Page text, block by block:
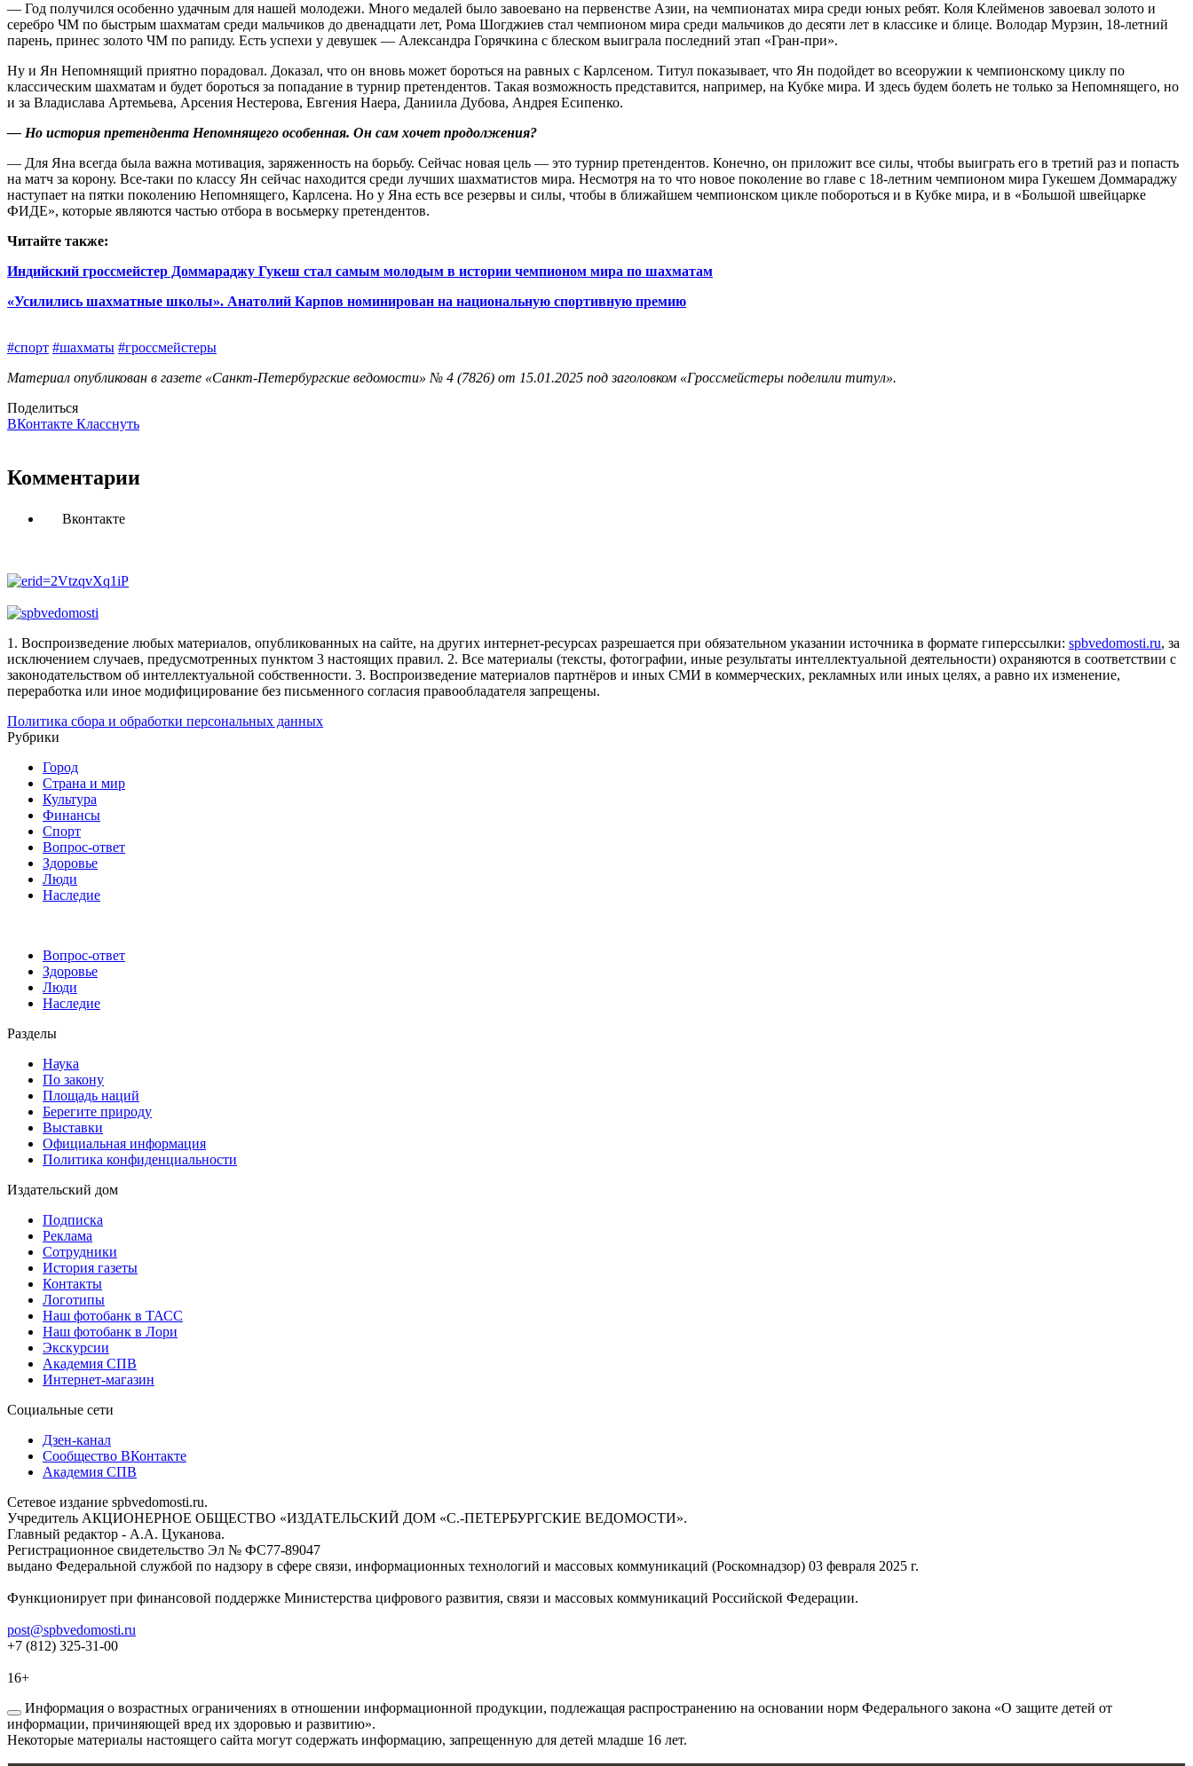
— Год получился особенно удачным для нашей молодежи. Много медалей было завоевано на первенстве Азии, на чемпионатах мира среди юных ребят. Коля Клейменов завоевал золото и
серебро ЧМ по быстрым шахматам среди мальчиков до двенадцати лет, Рома Шогджиев стал чемпионом мира среди мальчиков до десяти лет в классике и блице. Володар Мурзин, 18‑летний
парень, принес золото ЧМ по рапиду. Есть успехи у девушек — Александра Горячкина с блеском выиграла ­последний этап «Гран-при».
Ну и Ян Непомнящий приятно порадовал. Доказал, что он вновь может бороться на равных с Карл­сеном. Титул показывает, что Ян подойдет во всеоружии к чемпионскому циклу по
классическим шахматам и будет бороться за попадание в турнир претендентов. Такая возможность представится, например, на Кубке мира. И здесь будем болеть не только за Непомнящего, но
и за Владислава Артемьева, Арсения Нестерова, Евгения Наера, Даниила Дубова, Андрея Есипенко.
— Но история претендента Непомнящего особенная. Он сам хочет продолжения?
— Для Яна всегда была важна мотивация, заряженность на борьбу. Сейчас новая цель — это турнир претендентов. Конечно, он приложит все силы, чтобы выиграть его в третий раз и попасть
на матч за корону. Все‑таки по классу Ян сейчас находится среди лучших шахматистов мира. Несмотря на то что новое поколение во главе с 18‑летним чемпионом мира Гукешем Доммараджу
наступает на пятки поколению Непомнящего, Карлсена. Но у Яна есть все резервы и силы, чтобы в ближайшем чемпионском цик­ле побороться и в Кубке мира, и в «Большой швейцарке
ФИДЕ», которые являются частью отбора в восьмерку претендентов.
Читайте также:
Индийский гроссмейстер Доммараджу Гукеш стал самым молодым в истории чемпионом мира по шахматам
«Усилились шахматные школы». Анатолий Карпов номинирован на национальную спортивную премию
#спорт #шахматы #гроссмейстеры
Материал опубликован в газете «Санкт-Петербургские ведомости» № 4 (7826) от 15.01.2025 под заголовком «Гроссмейстеры поделили титул».
Поделиться
ВКонтакте Класснуть
Комментарии
Вконтакте
1. Воспроизведение любых материалов, опубликованных на сайте, на других интернет-ресурсах разрешается при обязательном указании источника в формате гиперссылки: spbvedomosti.ru, за
исключением случаев, предусмотренных пунктом 3 настоящих правил. 2. Все материалы (тексты, фотографии, иные результаты интеллектуальной деятельности) охраняются в соответствии с
законодательством об интеллектуальной собственности. 3. Воспроизведение материалов партнёров и иных СМИ в коммерческих, рекламных или иных целях, а равно их изменение,
переработка или иное модифицирование без письменного согласия правообладателя запрещены.
Политика сбора и обработки персональных данных
Рубрики
Город
Страна и мир
Культура
Финансы
Спорт
Вопрос-ответ
Здоровье
Люди
Наследие
Вопрос-ответ
Здоровье
Люди
Наследие
Разделы
Наука
По закону
Площадь наций
Берегите природу
Выставки
Официальная информация
Политика конфиденциальности
Издательский дом
Подписка
Реклама
Сотрудники
История газеты
Контакты
Логотипы
Наш фотобанк в ТАСС
Наш фотобанк в Лори
Экскурсии
Академия СПВ
Интернет-магазин
Социальные сети
Дзен-канал
Сообщество ВКонтакте
Академия СПВ
Сетевое издание spbvedomosti.ru.
Учредитель АКЦИОНЕРНОЕ ОБЩЕСТВО «ИЗДАТЕЛЬСКИЙ ДОМ «С.-ПЕТЕРБУРГСКИЕ ВЕДОМОСТИ».
Главный редактор - А.А. Цуканова.
Регистрационное свидетельство Эл № ФС77-89047
выдано Федеральной службой по надзору в сфере связи, информационных технологий и массовых коммуникаций (Роскомнадзор) 03 февраля 2025 г.
Функционирует при финансовой поддержке Министерства цифрового развития, связи и массовых коммуникаций Российской Федерации.
post@spbvedomosti.ru
+7 (812) 325-31-00
16+
Информация о возрастных ограничениях в отношении информационной продукции, подлежащая распространению на основании норм Федерального закона «О защите детей от
информации, причиняющей вред их здоровью и развитию».
Некоторые материалы настоящего сайта могут содержать информацию, запрещенную для детей младше 16 лет.